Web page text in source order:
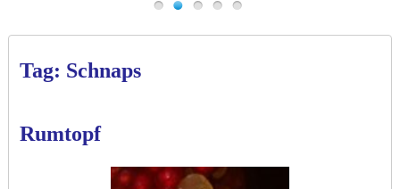
Tag: Schnaps
Rumtopf